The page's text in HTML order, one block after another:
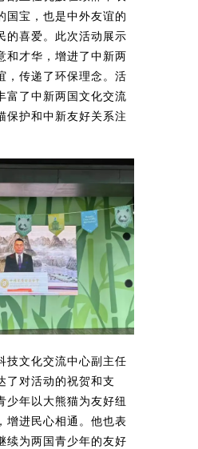
国宝，也是中外友谊的
的喜爱。此次活动展示
和才华，增进了中新两
，传递了环保理念。活
富了中新两国文化交流
保护和中新友好关系注
技文化交流中心副主任
了对活动的祝贺和支
少年以大熊猫为友好纽
增进民心相通。他也表
续为两国青少年的友好